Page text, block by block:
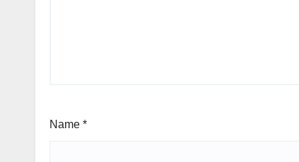
Name *